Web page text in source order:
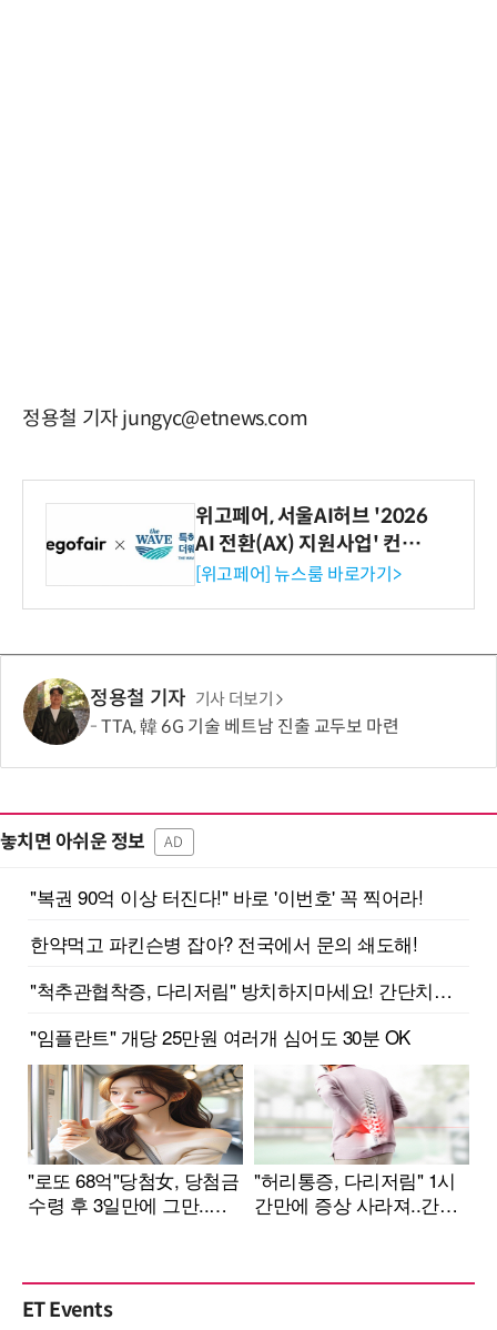
정용철 기자 jungyc@etnews.com
위고페어, 서울AI허브 '2026
AI 전환(AX) 지원사업' 컨소
시엄 선정
[위고페어] 뉴스룸 바로가기>
정용철 기자 기사 더보기
TTA, 韓 6G 기술 베트남 진출 교두보 마련
놓치면 아쉬운 정보 AD
ET Events